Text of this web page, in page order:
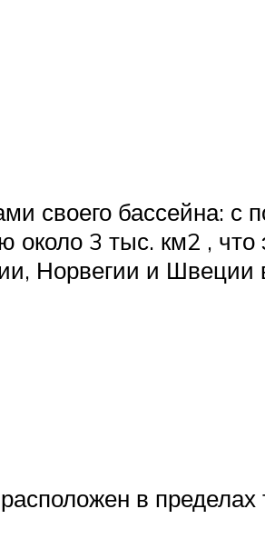
своего бассейна: с
около 3 тыс. км2 , что
Норвегии и Швеции
в пределах